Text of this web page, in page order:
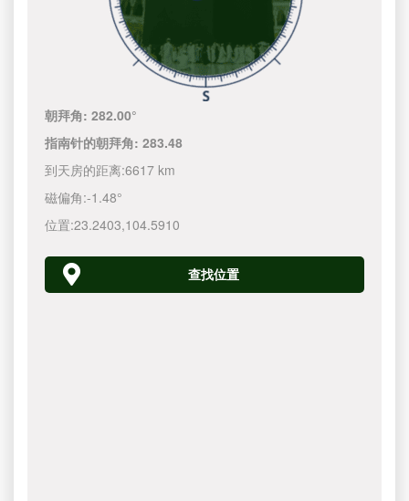
朝拜角:282.00°
指南针的朝拜角:283.48
到天房的距离:6617 km
磁偏角:-1.48°
位置:23.2403,104.5910
查找位置